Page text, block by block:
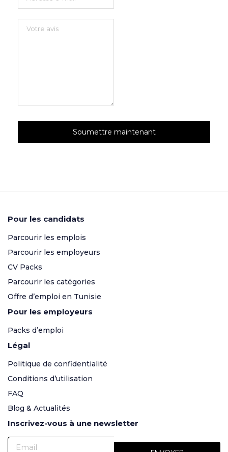
Pour les candidats
Parcourir les emplois
Parcourir les employeurs
CV Packs
Parcourir les catégories
Offre d’emploi en Tunisie
Pour les employeurs
Packs d’emploi
Légal
Politique de confidentialité
Conditions d’utilisation
FAQ
Blog & Actualités
Inscrivez-vous à une newsletter